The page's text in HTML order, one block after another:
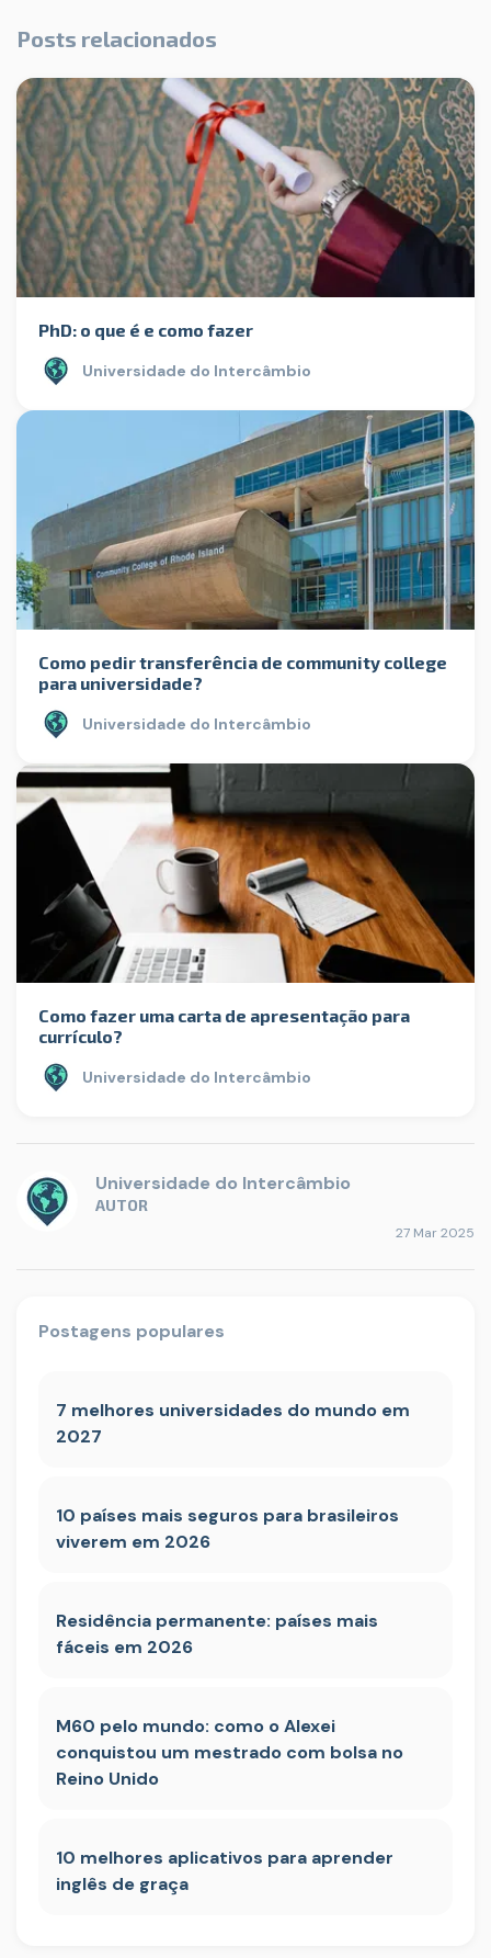
Posts relacionados
PhD: o que é e como fazer
Universidade do Intercâmbio
Como pedir transferência de community college
para universidade?
Universidade do Intercâmbio
Como fazer uma carta de apresentação para
currículo?
Universidade do Intercâmbio
Universidade do Intercâmbio
AUTOR
27 Mar 2025
Postagens populares
7 melhores universidades do mundo em
2027
10 países mais seguros para brasileiros
viverem em 2026
Residência permanente: países mais
fáceis em 2026
M60 pelo mundo: como o Alexei
conquistou um mestrado com bolsa no
Reino Unido
10 melhores aplicativos para aprender
inglês de graça